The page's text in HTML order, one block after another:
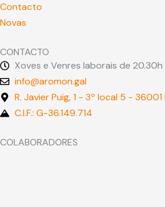
Contacto
Novas
CONTACTO
Xoves e Venres laborais de 20.30h
info@aromon.gal
R. Javier Puig, 1 - 3º local 5 -
C.I.F.: G-36.149.714
COLABORADORES